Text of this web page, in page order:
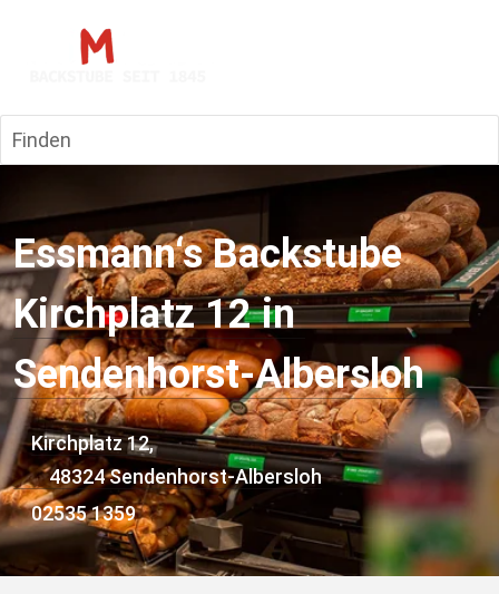
Finden
Essmann‘s Backstube
Kirchplatz 12 in
Sendenhorst-Albersloh
Kirchplatz 12,
48324 Sendenhorst-Albersloh
02535 1359